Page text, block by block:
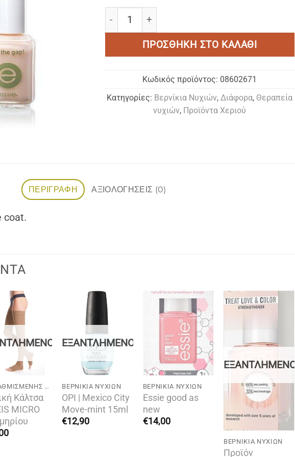
Essie • Fill The Gap! ποσότητα
ΠΡΟΣΘΉΚΗ ΣΤΟ ΚΑΛΆΘΙ
Κωδικός προϊόντος: 08602671
Κατηγορίες: Bερνίκια Νυχιών,Διάφορα, Θεραπεία
νυχιών, Προϊόντα Χεριού
ΠΕΡΙΓΡΑΦΉ ΑΞΙΟΛΟΓΉΣΕΙΣ (0)
coat.
Add to
ΔΙΑΒΑΘΜΙΣΜΈΝΗΣ ΣΥΜΠΊΕΣΗΣ
Κάλτσα
MICRO
Add to
wishlist
ΕΞΑΝΤΛΗΜΈΝΟ
BΕΡΝΊΚΙΑ ΝΥΧΙΏΝ
OPI | Mexico City
Move-mint 15ml
€12,90
Add to
wishlist
BΕΡΝΊΚΙΑ ΝΥΧΙΏΝ
Essie good as
new
€14,00
ΕΞΑΝΤΛΗΜΈΝΟ
BΕΡΝΊΚΙΑ ΝΥΧΙΏΝ
Προϊόν